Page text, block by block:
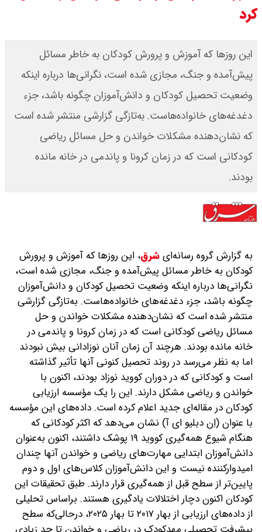
شنبه ۱۷ مرداد ۱۴۰۵ / قیمت دنا چند ؟
+ جدول
ثبت نام سایپا از امروز ۱۷ مرداد ۱۴۰۵
آغاز شد / خرید کوییک با پیش
پرداخت ۵۰۰ میلیون تومان + لینک
کرد
این روزها که آموزش و پرورش کودکان به خاطر مسائل
پیش‌آمده و جنگ، مجازی شده است، نگرانی‌ها درباره اینکه
وضعیت تحصیل کودکان و دانش‌آموزان چگونه باشد، جزء
دغدغه‌های خانواده‌هاست. به‌تازگی گزارشی منتشر شده است
که نشان‌دهنده مشکلات خواندن و حل مسائل ریاضی
کودکانی است که در زمان کرونا و پاندمی در خانه مانده
بودند.
به گزارش گروه رسانه‌ایشرق، این روزها که آموزش و پرورش
کودکان به خاطر مسائل پیش‌آمده و جنگ، مجازی شده است،
نگرانی‌ها درباره اینکه وضعیت تحصیل کودکان و دانش‌آموزان
چگونه باشد، جزء دغدغه‌های خانواده‌هاست. به‌تازگی گزارشی
منتشر شده است که نشان‌دهنده مشکلات خواندن و حل
مسائل ریاضی کودکانی است که در زمان کرونا و پاندمی در
خانه مانده بودند. هرچند آن زمان آنان نوزادانی بیش نبودند
اما به نظر می‌رسد در روند تحصیل کنونی آنها تأثیر گذاشته
است و کودکانی که در دوران کووید نوزاد بودند، اکنون با
خواندن و ریاضی مشکل دارند. این را یک مؤسسه ارزیابی
کودکان در مقاله‌ای جدید اعلام کرده است. داده‌های این مؤسسه
با عنوان (اِن دبلیو ای آ) نشان می‌دهد که اکثر کودکانی که
هنگام شیوع همه‌گیری کووید ۱۹ پوشک داشتند، اکنون به‌عنوان
دانش‌آموزان ابتدایی مهارت‌های ریاضی و خواندن آنها چندان
امیدوار‌کننده نیست و این دانش‌آموزان کلاس‌های اول و دوم
پایین‌تر از سطح قبل از همه‌گیری قرار دارند. طبق تحقیقات این
کودکان اکنون دچار اختلالات یادگیری هستند. بر‌اساس تحلیلی
از داده‌های ارزیابی از بهار ۲۰۱۷ تا بهار ۲۰۲۵، در‌حالی‌که سطح